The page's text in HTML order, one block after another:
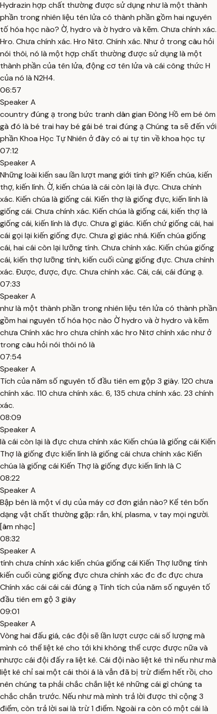
Hydrazin hợp chất thường được sử dụng như là một thành
phần trong nhiên liệu tên lửa có thành phần gồm hai nguyên
tố hóa học nào? Ờ, hydro và ờ hydro và kẽm. Chưa chính xác.
Hro. Chưa chính xác. Hro Nitơ. Chính xác. Như ở trong câu hỏi
nói thôi, nó là một hợp chất thường được sử dụng là một
thành phần của tên lửa, động cơ tên lửa và cái công thức H
của nó là N2H4.
06:57
Speaker A
country đúng ạ trong bức tranh dân gian Đông Hồ em bé ôm
gà đó là bé trai hay bé gái bé trai đúng ạ Chúng ta sẽ đến với
phần Khoa Học Tự Nhiên ở đây có ai tự tin về khoa học tự
07:12
Speaker A
Những loài kiến sau lần lượt mang giới tính gì? Kiến chúa, kiến
thợ, kiến lính. Ờ, kiến chúa là cái còn lại là đực. Chưa chính
xác. Kiến chúa là giống cái. Kiến thợ là giống đực, kiến lính là
giống cái. Chưa chính xác. Kiến chúa là giống cái, kiến thợ là
giống cái, kiến lính là đực. Chưa gì giác. Kiến chứ giống cái, hai
cái gọi lại kiến giống đực. Chưa gì giác nhá. Kiến chúa giống
cái, hai cái còn lại lưỡng tính. Chưa chính xác. Kiến chúa giống
cái, kiến thợ lưỡng tính, kiến cuối cùng giống đực. Chưa chính
xác. Được, được, đực. Chưa chính xác. Cái, cái, cái đúng ạ.
07:33
Speaker A
như là một thành phần trong nhiên liệu tên lửa có thành phần
gồm hai nguyên tố hóa học nào Ờ hydro và ờ hydro và kẽm
chưa Chính xác hro chưa chính xác hro Nitơ chính xác như ở
trong câu hỏi nói thôi nó là
07:54
Speaker A
Tích của năm số nguyên tố đầu tiên em gộp 3 giây. 120 chưa
chính xác. 110 chưa chính xác. 6, 135 chưa chính xác. 23 chính
xác.
08:09
Speaker A
là cái còn lại là đực chưa chính xác Kiến chúa là giống cái Kiến
Thợ là giống đực kiến lính là giống cái chưa chính xác Kiến
chúa là giống cái Kiến Thợ là giống đực kiến lính là C
08:22
Speaker A
Bập bên là một ví dụ của máy cơ đơn giản nào? Kể tên bốn
dạng vật chất thường gặp: rắn, khí, plasma, v tay mọi người.
[âm nhạc]
08:32
Speaker A
tính chưa chính xác kiến chúa giống cái Kiến Thợ lưỡng tính
kiến cuối cùng giống đực chưa chính xác đc đc đực chưa
Chính xác cái cái cái đúng ạ Tính tích của năm số nguyên tố
đầu tiên em gộ 3 giây
09:01
Speaker A
Vòng hai đấu giá, các đội sẽ lần lượt cược cái số lượng mà
mình có thể liệt kê cho tới khi không thể cược được nữa và
nhược cái đội đấy ra liệt kê. Cái đội nào liệt kê thì nếu như mà
liệt kê chỉ sai một cái thôi á là vẫn đã bị trừ điểm hết rồi, cho
nên chúng ta phải chắc chắn liệt kê những cái gì chúng ta
chắc chắn trước. Nếu như mà mình trả lời được thì cộng 3
điểm, còn trả lời sai là trừ 1 điểm. Ngoài ra còn có một cái là